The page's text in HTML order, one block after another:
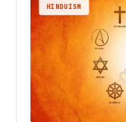
HINDUISM